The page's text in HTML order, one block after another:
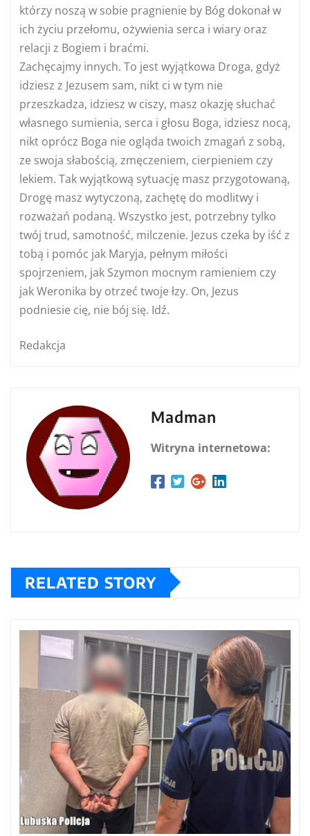
którzy noszą w sobie pragnienie by Bóg dokonał w
ich życiu przełomu, ożywienia serca i wiary oraz
relacji z Bogiem i braćmi.
Zachęcajmy innych. To jest wyjątkowa Droga, gdyż
idziesz z Jezusem sam, nikt ci w tym nie
przeszkadza, idziesz w ciszy, masz okazję słuchać
własnego sumienia, serca i głosu Boga, idziesz nocą,
nikt oprócz Boga nie ogląda twoich zmagań z sobą,
ze swoja słabością, zmęczeniem, cierpieniem czy
lekiem. Tak wyjątkową sytuację masz przygotowaną,
Drogę masz wytyczoną, zachętę do modlitwy i
rozważań podaną. Wszystko jest, potrzebny tylko
twój trud, samotność, milczenie. Jezus czeka by iść z
tobą i pomóc jak Maryja, pełnym miłości
spojrzeniem, jak Szymon mocnym ramieniem czy
jak Weronika by otrzeć twoje łzy. On, Jezus
podniesie cię, nie bój się. Idź.
Redakcja
Madman
Witryna internetowa:
RELATED STORY